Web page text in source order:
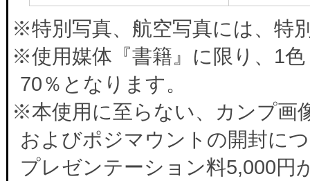
※特別写真、航空写真には、特
※使用媒体『書籍』に限り、1
70％となります。
※本使用に至らない、カンプ画
およびポジマウントの開封に
プレゼンテーション料5,000円